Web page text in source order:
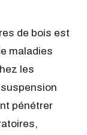
de bois est
maladies
les
pénétrer